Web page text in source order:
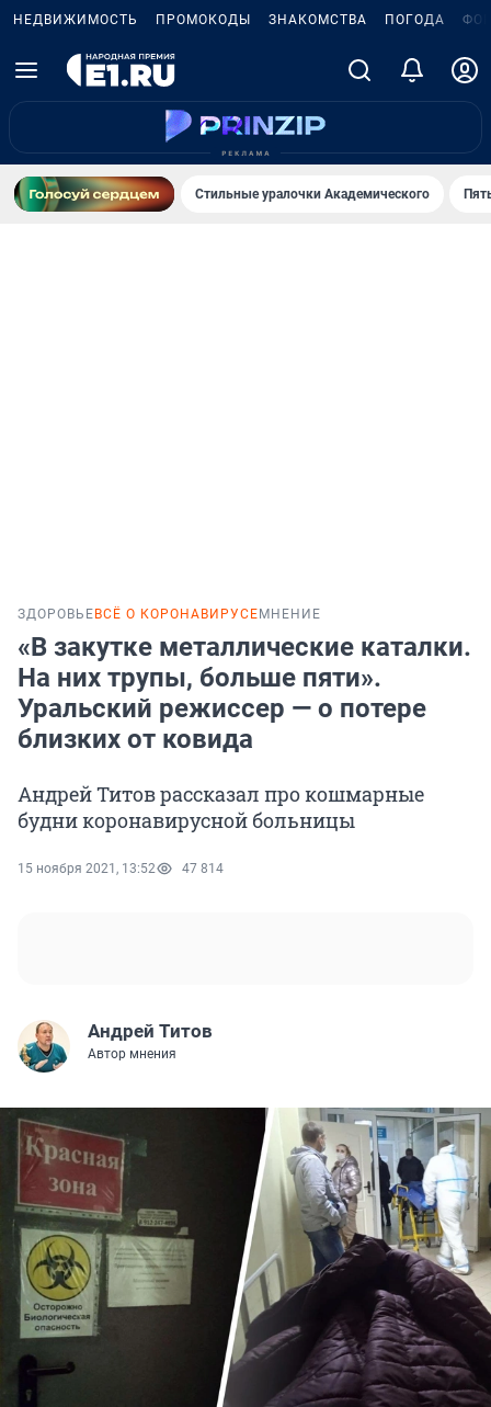
НЕДВИЖИМОСТЬ ПРОМОКОДЫ ЗНАКОМСТВА ПОГОДА
Стильные уралочки Академического
ЗДОРОВЬЕ ВСЁ О КОРОНАВИРУСЕ МНЕНИЕ
«В закутке металлические каталки.
На них трупы, больше пяти».
Уральский режиссер — о потере
близких от ковида
Андрей Титов рассказал про кошмарные
будни коронавирусной больницы
15 ноября 2021, 13:52 47 814
Андрей Титов
Автор мнения